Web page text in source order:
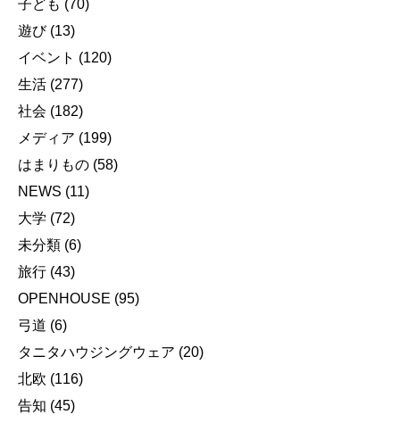
子ども (70)
遊び(13)
イベント (120)
生活 (277)
社会 (182)
メディア (199)
はまりもの (58)
NEWS (11)
大学 (72)
未分類 (6)
旅行 (43)
OPENHOUSE (95)
弓道 (6)
タニタハウジングウェア (20)
北欧 (116)
告知 (45)